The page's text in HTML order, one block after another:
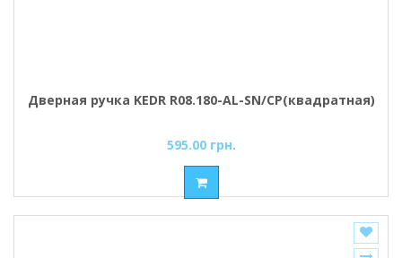
Дверная ручка KEDR R08.180-AL-SN/CP(квадратная)
595.00 грн.